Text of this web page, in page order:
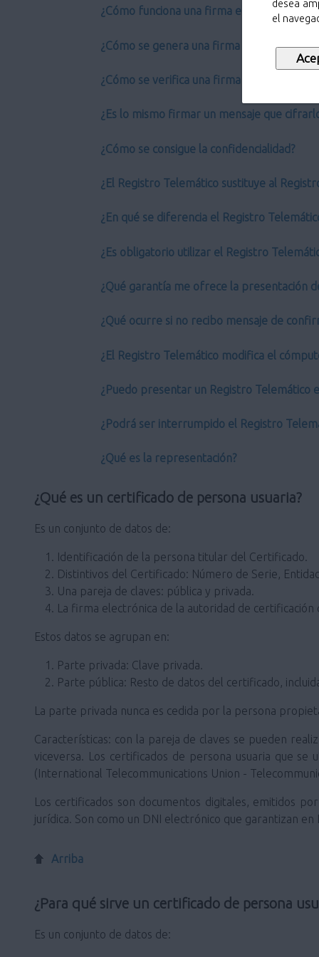
desea
el
¿Cómo funciona una firma electrónica?
¿Cómo se genera una firma electrónica?
¿Cómo se verifica una firma electrónica?
¿Es lo mismo firmar un mensaje que
¿Cómo se consigue la confidencialidad?
¿El Registro Telemático sustituye al
¿En qué se diferencia el Registro
¿Es obligatorio utilizar el Registro
¿Qué garantía me ofrece la presentación
¿Qué ocurre si no recibo mensaje de
¿El Registro Telemático modifica el
¿Puedo presentar un Registro Telemático
¿Podrá ser interrumpido el Registro
¿Qué es la representación?
¿Qué es un certificado de persona usuaria?
Es un conjunto de datos de:
Identificación de la persona titular del Certificado.
Distintivos del Certificado: Número de Serie,
Una pareja de claves: pública y privada.
La firma electrónica de la autoridad de certificación
Estos datos se agrupan en:
Parte privada: Clave privada.
Parte pública: Resto de datos del certificado,
La parte privada nunca es cedida por la persona
Características: con la pareja de claves se pueden
viceversa. Los certificados de persona usuaria que
(International Telecommunications Union -
Los certificados son documentos digitales, emitidos
jurídica. Son como un DNI electrónico que garantizan
Arriba
¿Para qué sirve un certificado de persona
Es un conjunto de datos de: